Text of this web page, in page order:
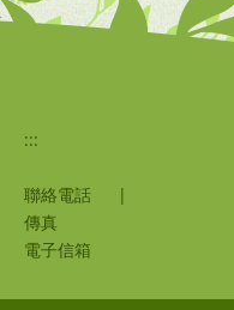
:::
聯絡電話
|
傳真
電子信箱